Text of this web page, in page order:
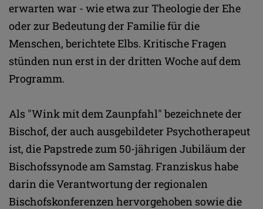
erwarten war - wie etwa zur Theologie der Ehe
oder zur Bedeutung der Familie für die
Menschen, berichtete Elbs. Kritische Fragen
stünden nun erst in der dritten Woche auf dem
Programm.
Als "Wink mit dem Zaunpfahl" bezeichnete der
Bischof, der auch ausgebildeter Psychotherapeut
ist, die Papstrede zum 50-jährigen Jubiläum der
Bischofssynode am Samstag. Franziskus habe
darin die Verantwortung der regionalen
Bischofskonferenzen hervorgehoben sowie die